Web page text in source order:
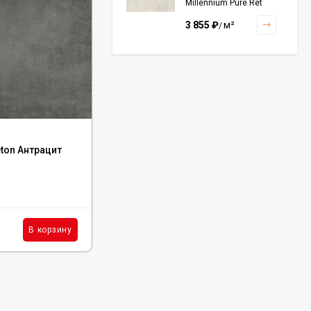
Антрацит
В корзину
Millennium Pure Ret
3 855 ₽/м²